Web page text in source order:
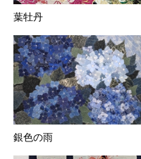
葉牡丹
銀色の雨